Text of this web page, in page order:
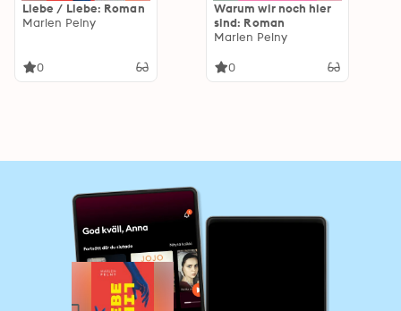
Liebe / Liebe: Roman
Marlen Pelny
0
Warum wir noch hier
sind: Roman
Marlen Pelny
0